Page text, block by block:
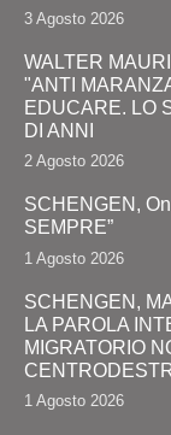
3 Agosto 2026
WALTER
"ANTI
EDUCARE. LO
DI ANNI
2 Agosto 2026
SCHENGEN,
SEMPRE”
1 Agosto 2026
SCHENGEN,
LA PAROLA
MIGRATORIO
1 Agosto 2026